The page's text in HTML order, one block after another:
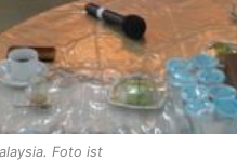
Foto ist